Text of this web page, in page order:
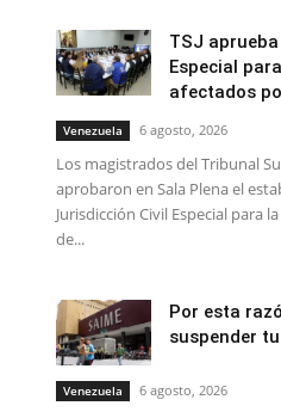
TSJ
Especial
afectados
Venezuela 6 agosto, 2026
Los magistrados del Tribunal
aprobaron en Sala Plena el
Jurisdicción Civil Especial para
de...
Por esta
suspender
Venezuela 6 agosto, 2026